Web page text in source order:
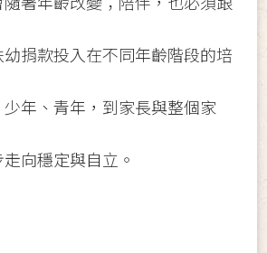
捐款投入在不同年齡階段的培
年、青年，到家長與整個家
向穩定與自立。